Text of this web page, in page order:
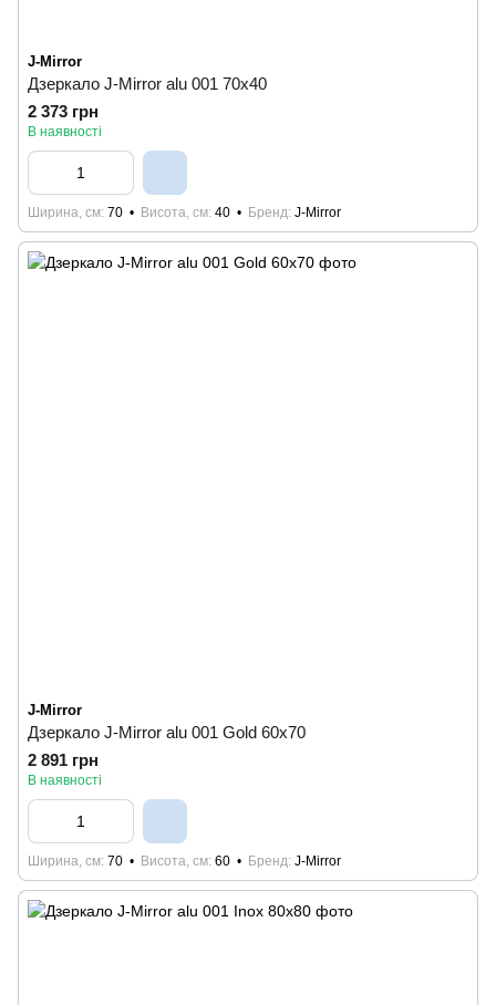
J-Mirror
Дзеркало J-Mirror alu 001 70x40
2 373 грн
В наявності
Ширина, см 70 Висота, см 40 Бренд J-Mirror
J-Mirror
Дзеркало J-Mirror alu 001 Gold 60x70
2 891 грн
В наявності
Ширина, см 70 Висота, см 60 Бренд J-Mirror